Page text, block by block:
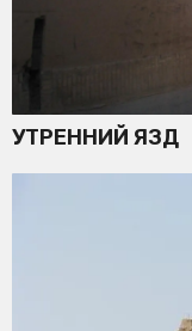
УТРЕННИЙ ЯЗД